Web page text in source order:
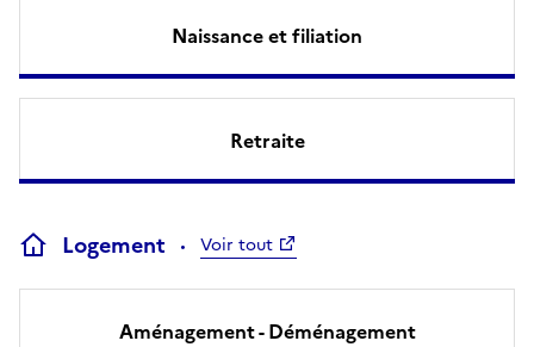
Naissance et filiation
Retraite
Logement Voir tout
Aménagement - Déménagement